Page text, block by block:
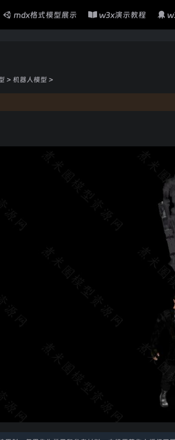
mdx格式模型展示 w3x演示教程
> 机器人模型 >